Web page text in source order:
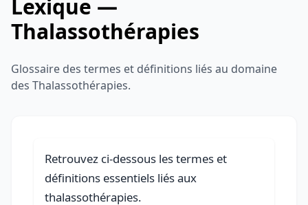
Lexique —
Thalassothérapies
Glossaire des termes et définitions liés au domaine
des Thalassothérapies.
Retrouvez ci-dessous les termes et
définitions essentiels liés aux
thalassothérapies.